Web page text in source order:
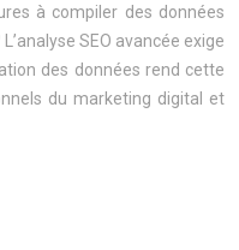
à compiler des données
SEO avancée exige
des données rend cette
du marketing digital et